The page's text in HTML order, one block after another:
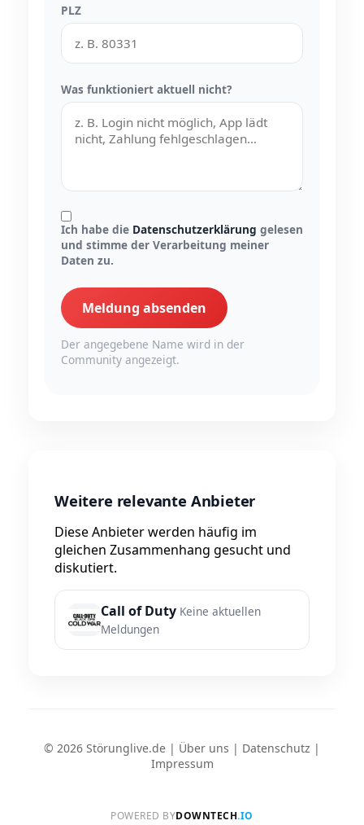
PLZ
Was funktioniert aktuell nicht?
Ich habe die Datenschutzerklärung gelesen
und stimme der Verarbeitung meiner
Daten zu.
Meldung absenden
Der angegebene Name wird in der
Community angezeigt.
Weitere relevante Anbieter
Diese Anbieter werden häufig im
gleichen Zusammenhang gesucht und
diskutiert.
Call of Duty Keine aktuellen
Meldungen
© 2026 Störunglive.de | Über uns | Datenschutz |
Impressum
POWERED BYDOWNTECH.IO